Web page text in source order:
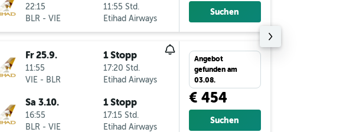
22:15
BLR - VIE
11:55 Std.
Etihad Airways
Suchen
Fr 25.9.
11:55
VIE - BLR
1 Stopp
17:20 Std.
Etihad Airways
Sa 3.10.
16:55
BLR - VIE
1 Stopp
17:15 Std.
Etihad Airways
Angebot
gefunden am
03.08.
€ 454
Suchen